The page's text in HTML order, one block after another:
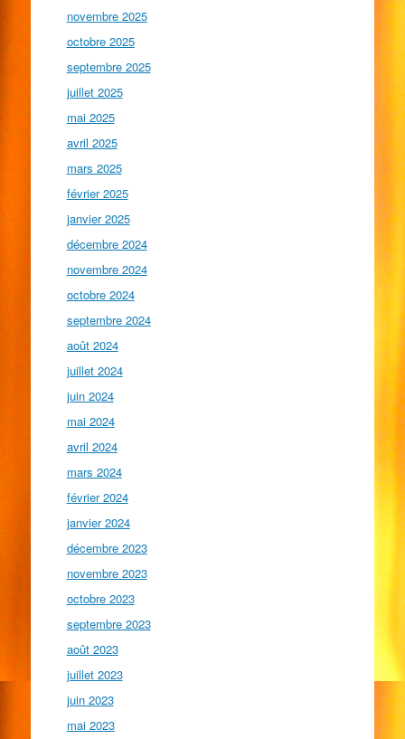
novembre 2025
octobre 2025
septembre 2025
juillet 2025
mai 2025
avril 2025
mars 2025
février 2025
janvier 2025
décembre 2024
novembre 2024
octobre 2024
septembre 2024
août 2024
juillet 2024
juin 2024
mai 2024
avril 2024
mars 2024
février 2024
janvier 2024
décembre 2023
novembre 2023
octobre 2023
septembre 2023
août 2023
juillet 2023
juin 2023
mai 2023